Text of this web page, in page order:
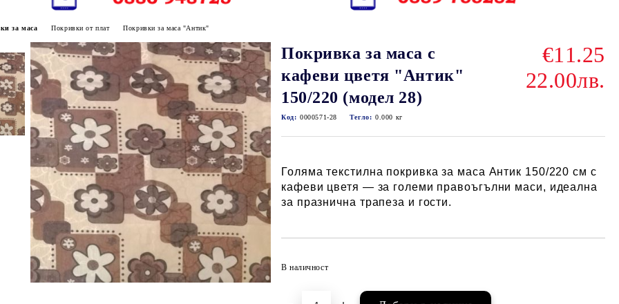
за маса Покривки от плат Покривки за маса "Антик"
Покривка за маса с
кафеви цветя "Антик"
150/220 (модел 28)
€11.25
22.00лв.
Код: 0000571-28 Тегло: 0.000 кг
Голяма текстилна покривка за маса Антик 150/220 см с
кафеви цветя — за големи правоъгълни маси, идеална
за празнична трапеза и гости.
В наличност